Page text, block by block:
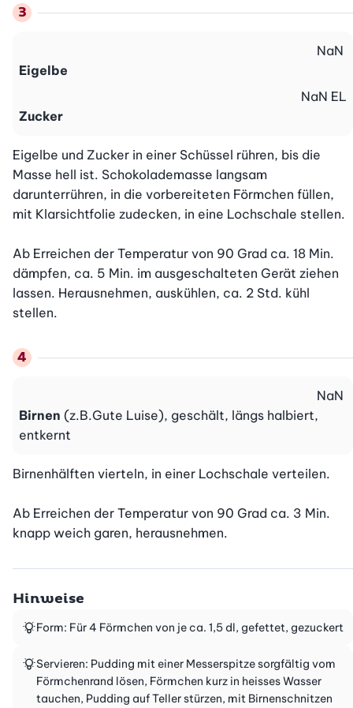
Eigelbe
NaN
Zucker
NaN EL
Eigelbe und Zucker in einer Schüssel rühren, bis die
Masse hell ist. Schokolademasse langsam
darunterrühren, in die vorbereiteten Förmchen füllen,
mit Klarsichtfolie zudecken, in eine Lochschale stellen.
Ab Erreichen der Temperatur von 90 Grad ca. 18 Min.
dämpfen, ca. 5 Min. im ausgeschalteten Gerät ziehen
lassen. Herausnehmen, auskühlen, ca. 2 Std. kühl
stellen.
Birnen (z.B.Gute Luise), geschält, längs halbiert,
entkernt
NaN
Birnenhälften vierteln, in einer Lochschale verteilen.
Ab Erreichen der Temperatur von 90 Grad ca. 3 Min.
knapp weich garen, herausnehmen.
Hinweise
Form: Für 4 Förmchen von je ca. 1,5 dl, gefettet, gezuckert
Servieren: Pudding mit einer Messerspitze sorgfältig vom
Förmchenrand lösen, Förmchen kurz in heisses Wasser
tauchen, Pudding auf Teller stürzen, mit Birnenschnitzen